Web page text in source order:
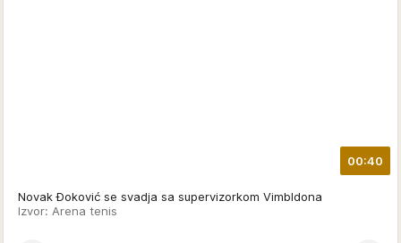
00:40
Novak Ðoković se svadja sa supervizorkom Vimbldona
Izvor: Arena tenis